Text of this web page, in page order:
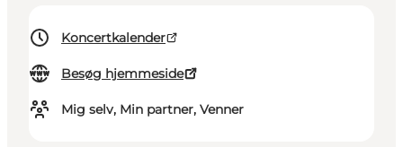
Koncertkalender
Besøg hjemmeside
Mig selv, Min partner, Venner